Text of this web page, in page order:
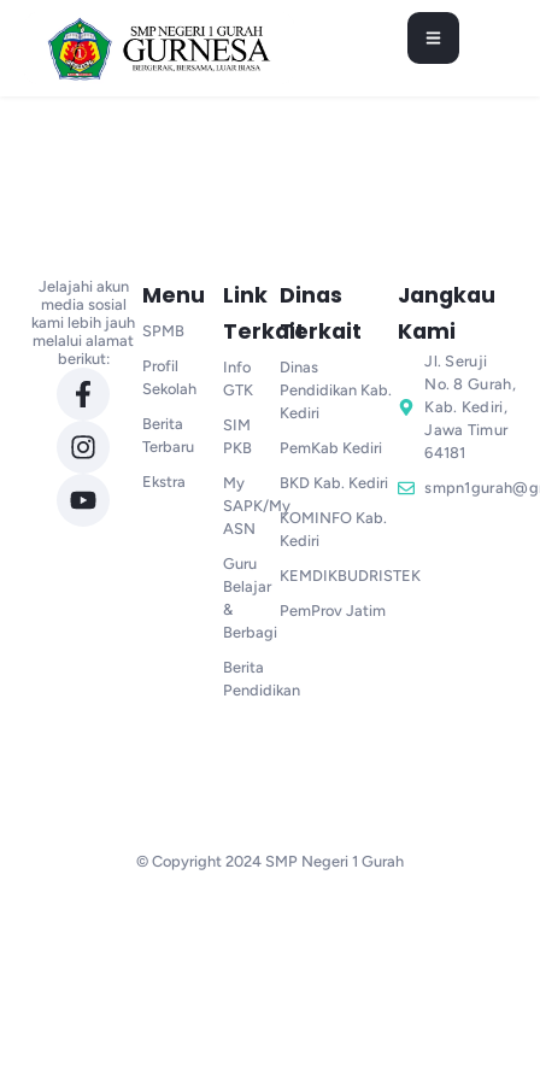
Jelajahi akun
media sosial
kami lebih jauh
melalui alamat
berikut:
Menu
SPMB
Profil
Sekolah
Berita
Terbaru
Ekstra
Link
Terkait
Info
GTK
SIM
PKB
My
SAPK/My
ASN
Guru
Belajar
&
Berbagi
Berita
Pendidikan
Dinas
Terkait
Dinas
Pendidikan Kab.
Kediri
PemKab Kediri
BKD Kab. Kediri
KOMINFO Kab.
Kediri
KEMDIKBUDRISTEK
PemProv Jatim
Jangkau
Kami
Jl. Seruji
No. 8 Gurah,
Kab. Kediri,
Jawa Timur
64181
© Copyright 2024 SMP Negeri 1 Gurah